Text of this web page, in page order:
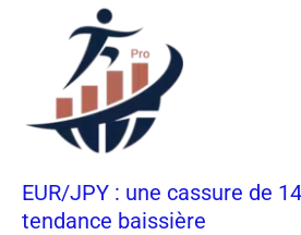
EUR/JPY : une cassure de
tendance baissière